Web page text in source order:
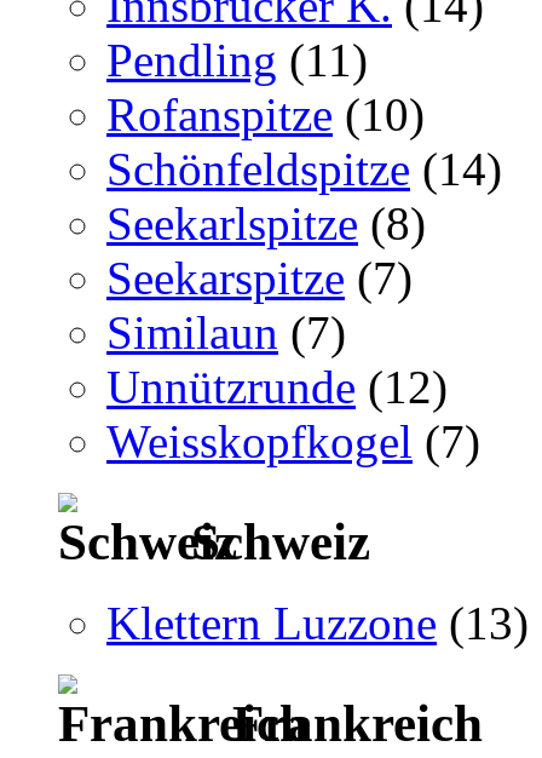
Pendling (11)
Rofanspitze (10)
Schönfeldspitze (14)
Seekarlspitze (8)
Seekarspitze (7)
Similaun (7)
Unnützrunde (12)
Weisskopfkogel (7)
Schweiz
Klettern Luzzone (13)
Frankreich